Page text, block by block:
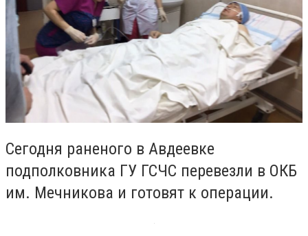
Сегодня раненого в Авдеевке
подполковника ГУ ГСЧС перевезли в ОКБ
им. Мечникова и готовят к операции.